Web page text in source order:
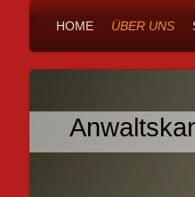
HOME ÜBER UNS